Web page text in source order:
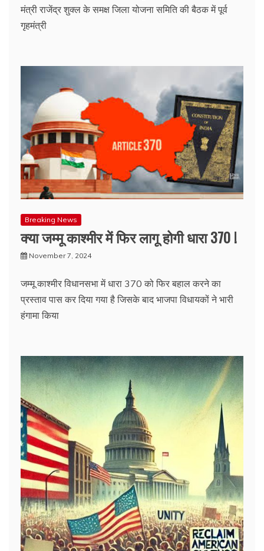
मंत्री राजेंद्र शुक्ल के समक्ष जिला योजना समिति की बैठक में पूर्व
गृहमंत्री
Breaking News
क्या जम्मू काश्मीर में फिर लागू होगी धारा 370 !
November 7, 2024
जम्मू काश्मीर विधानसभा में धारा 370 को फिर बहाल करने का
प्रस्ताव पास कर दिया गया है जिसके बाद भाजपा विधायकों ने भारी
हंगामा किया